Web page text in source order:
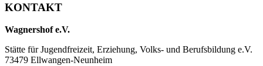
KONTAKT
Wagnershof e.V.
Stätte für Jugendfreizeit, Erziehung, Volks- und Berufsbildung e.V.
73479 Ellwangen-Neunheim